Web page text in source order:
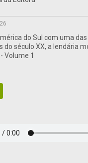
do Sul com uma
do século XX, a lendária
Volume 1